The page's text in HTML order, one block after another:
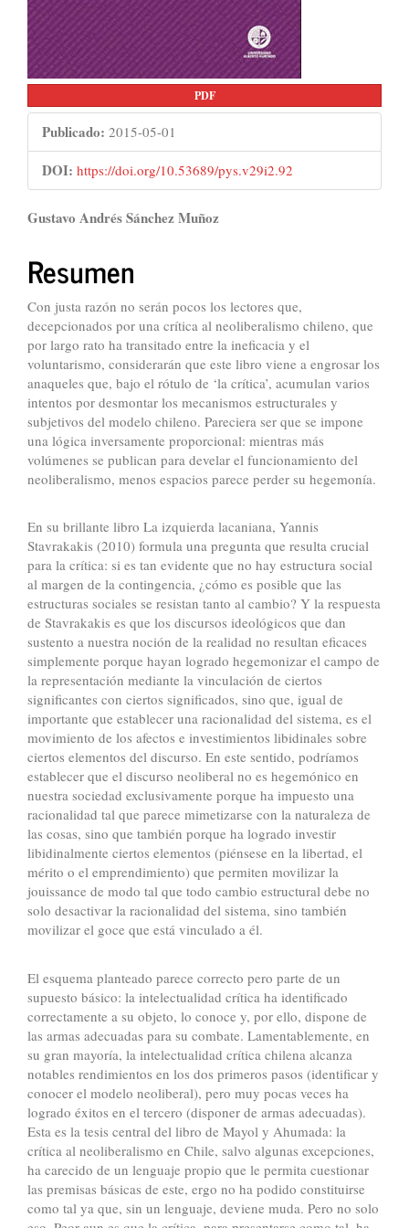
PDF
Publicado: 2015-05-01
DOI: https://doi.org/10.53689/pys.v29i2.92
Contenido
principal
del
artículo
Gustavo Andrés Sánchez Muñoz
Resumen
Con justa razón no serán pocos los lectores que,
decepcionados por una crítica al neoliberalismo chileno, que
por largo rato ha transitado entre la ineficacia y el
voluntarismo, considerarán que este libro viene a engrosar los
anaqueles que, bajo el rótulo de ‘la crítica’, acumulan varios
intentos por desmontar los mecanismos estructurales y
subjetivos del modelo chileno. Pareciera ser que se impone
una lógica inversamente proporcional: mientras más
volúmenes se publican para develar el funcionamiento del
neoliberalismo, menos espacios parece perder su hegemonía.
En su brillante libro La izquierda lacaniana, Yannis
Stavrakakis (2010) formula una pregunta que resulta crucial
para la crítica: si es tan evidente que no hay estructura social
al margen de la contingencia, ¿cómo es posible que las
estructuras sociales se resistan tanto al cambio? Y la respuesta
de Stavrakakis es que los discursos ideológicos que dan
sustento a nuestra noción de la realidad no resultan eficaces
simplemente porque hayan logrado hegemonizar el campo de
la representación mediante la vinculación de ciertos
significantes con ciertos significados, sino que, igual de
importante que establecer una racionalidad del sistema, es el
movimiento de los afectos e investimientos libidinales sobre
ciertos elementos del discurso. En este sentido, podríamos
establecer que el discurso neoliberal no es hegemónico en
nuestra sociedad exclusivamente porque ha impuesto una
racionalidad tal que parece mimetizarse con la naturaleza de
las cosas, sino que también porque ha logrado investir
libidinalmente ciertos elementos (piénsese en la libertad, el
mérito o el emprendimiento) que permiten movilizar la
jouissance de modo tal que todo cambio estructural debe no
solo desactivar la racionalidad del sistema, sino también
movilizar el goce que está vinculado a él.
El esquema planteado parece correcto pero parte de un
supuesto básico: la intelectualidad crítica ha identificado
correctamente a su objeto, lo conoce y, por ello, dispone de
las armas adecuadas para su combate. Lamentablemente, en
su gran mayoría, la intelectualidad crítica chilena alcanza
notables rendimientos en los dos primeros pasos (identificar y
conocer el modelo neoliberal), pero muy pocas veces ha
logrado éxitos en el tercero (disponer de armas adecuadas).
Esta es la tesis central del libro de Mayol y Ahumada: la
crítica al neoliberalismo en Chile, salvo algunas excepciones,
ha carecido de un lenguaje propio que le permita cuestionar
las premisas básicas de este, ergo no ha podido constituirse
como tal ya que, sin un lenguaje, deviene muda. Pero no solo